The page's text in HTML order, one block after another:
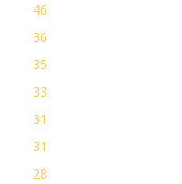
46
36
35
33
31
31
28